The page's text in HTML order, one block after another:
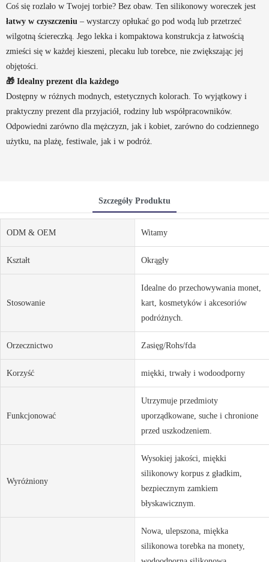
Coś się rozlało w Twojej torbie? Bez obaw. Ten silikonowy woreczek jest
łatwy w czyszczeniu – wystarczy opłukać go pod wodą lub przetrzeć
wilgotną ściereczką. Jego lekka i kompaktowa konstrukcja z łatwością
zmieści się w każdej kieszeni, plecaku lub torebce, nie zwiększając jej
objętości.
🎁 Idealny prezent dla każdego
Dostępny w różnych modnych, estetycznych kolorach. To wyjątkowy i
praktyczny prezent dla przyjaciół, rodziny lub współpracowników.
Odpowiedni zarówno dla mężczyzn, jak i kobiet, zarówno do codziennego
użytku, na plażę, festiwale, jak i w podróż.
Szczegóły Produktu
ODM & OEM Witamy
Kształt Okrągły
Stosowanie
Idealne do przechowywania monet,
kart, kosmetyków i akcesoriów
podróżnych.
Orzecznictwo Zasięg/Rohs/fda
Korzyść miękki, trwały i wodoodporny
Funkcjonować
Utrzymuje przedmioty
uporządkowane, suche i chronione
przed uszkodzeniem.
Wyróżniony
Wysokiej jakości, miękki
silikonowy korpus z gładkim,
bezpiecznym zamkiem
błyskawicznym.
Nowa, ulepszona, miękka
silikonowa torebka na monety,